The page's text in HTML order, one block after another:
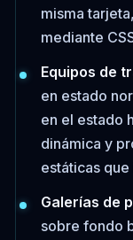
misma
mediante
Equipos de
en estado
en el estado
dinámica y
estáticas
Galerías de
sobre fondo